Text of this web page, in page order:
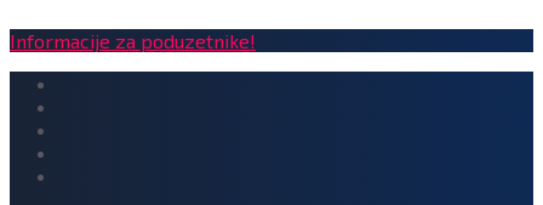
Informacije za poduzetnike!